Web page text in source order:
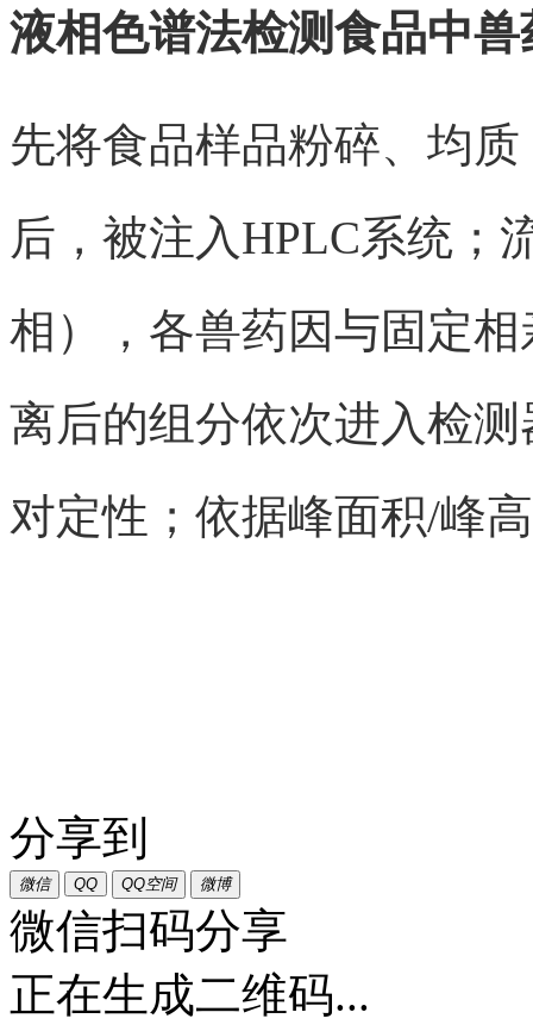
液相色谱法检测食品中
先将食品样品粉碎、均
后，被注入HPLC系统；
相），各兽药因与固定
离后的组分依次进入检
对定性；依据峰面积/峰
分享到
微信 QQ QQ空间 微博
微信扫码分享
正在生成二维码...